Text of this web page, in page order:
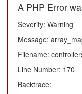
A PHP Error
Severity: Warning
Message:
Filename:
Line Number: 170
Backtrace: